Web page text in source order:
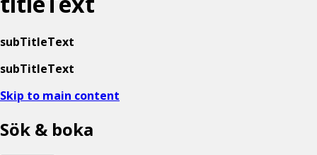
subTitleText
subTitleText
Skip to main content
Sök & boka